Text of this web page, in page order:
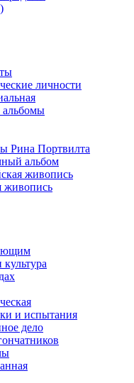
личности
альбомы
Рина Портвилта
альбом
живопись
живопись
и испытания
дело